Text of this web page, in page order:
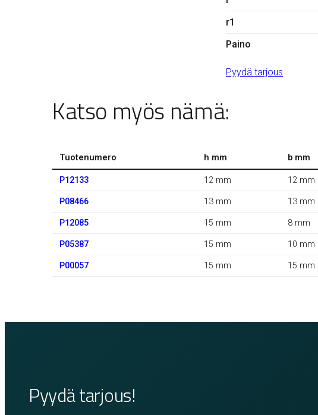
r1
Paino
Pyydä tarjous
Katso myös nämä:
Tuotenumero h mm b mm
P12133 12 mm 12 mm
P08466 13 mm 13 mm
P12085 15 mm 8 mm
P05387 15 mm 10 mm
P00057 15 mm 15 mm
Pyydä tarjous!